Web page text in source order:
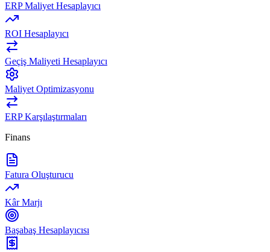
ERP Maliyet Hesaplayıcı
ROI Hesaplayıcı
Geçiş Maliyeti Hesaplayıcı
Maliyet Optimizasyonu
ERP Karşılaştırmaları
Finans
Fatura Oluşturucu
Kâr Marjı
Başabaş Hesaplayıcısı